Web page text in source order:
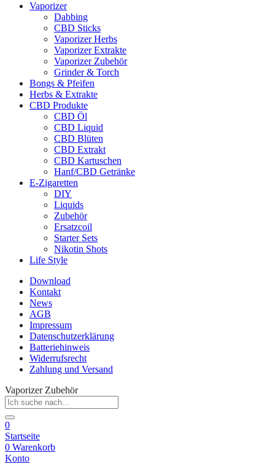
Vaporizer
Dabbing
CBD Sticks
Vaporizer Herbs
Vaporizer Extrakte
Vaporizer Zubehör
Grinder & Torch
Bongs & Pfeifen
Herbs & Extrakte
CBD Produkte
CBD Öl
CBD Liquid
CBD Blüten
CBD Extrakt
CBD Kartuschen
Hanf/CBD Getränke
E-Zigaretten
DIY
Liquids
Zubehör
Ersatzcoil
Starter Sets
Nikotin Shots
Life Style
Download
Kontakt
News
AGB
Impressum
Datenschutzerklärung
Batteriehinweis
Widerrufsrecht
Zahlung und Versand
Vaporizer Zubehör
0
Startseite
0 Warenkorb
Konto